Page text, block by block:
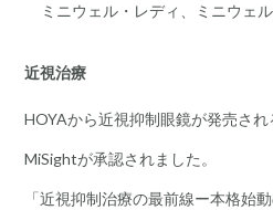
ミニウェル・レディ、ミニウェ
近視治療
HOYAから近視抑制眼鏡が発売され
MiSightが承認されました。
「近視抑制治療の最前線ー本格始